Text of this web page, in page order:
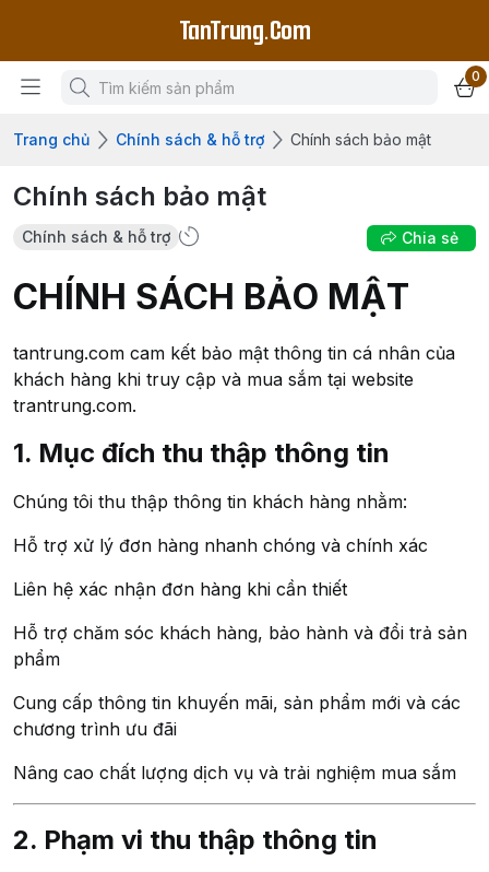
TanTrung.Com
0
Trang chủ Chính sách & hỗ trợ Chính sách bảo mật
Chính sách bảo mật
Chính sách & hỗ trợ Chia sẻ
CHÍNH SÁCH BẢO MẬT
tantrung.com cam kết bảo mật thông tin cá nhân của
khách hàng khi truy cập và mua sắm tại website
trantrung.com.
1. Mục đích thu thập thông tin
Chúng tôi thu thập thông tin khách hàng nhằm:
Hỗ trợ xử lý đơn hàng nhanh chóng và chính xác
Liên hệ xác nhận đơn hàng khi cần thiết
Hỗ trợ chăm sóc khách hàng, bảo hành và đổi trả sản
phẩm
Cung cấp thông tin khuyến mãi, sản phẩm mới và các
chương trình ưu đãi
Nâng cao chất lượng dịch vụ và trải nghiệm mua sắm
2. Phạm vi thu thập thông tin